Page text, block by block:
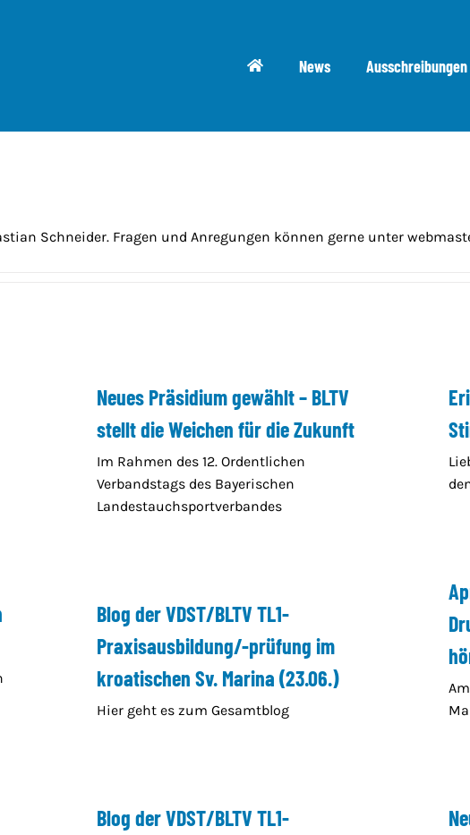
News Ausschreibungen
Schneider. Fragen und Anregungen können gerne unter
Neues Präsidium gewählt – BLTV
stellt die Weichen für die Zukunft
Im Rahmen des 12. Ordentlichen
Verbandstags des Bayerischen
Landestauchsportverbandes
Blog der VDST/BLTV TL1-
Praxisausbildung/-prüfung im
kroatischen Sv. Marina (23.06.)
Hier geht es zum Gesamtblog
Blog der VDST/BLTV TL1-